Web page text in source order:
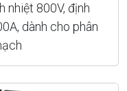
nhiệt 800V, định
dành cho phân